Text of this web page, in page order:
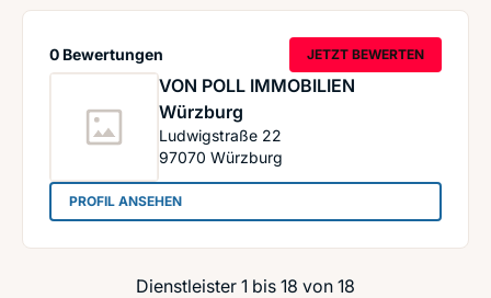
VON POLL IMMOBILIEN
Würzburg
Ludwigstraße 22
97070 Würzburg
0 Bewertungen JETZT BEWERTEN
PROFIL ANSEHEN: VON POLL IMMOBILIEN Würzburg
Dienstleister 1 bis 18 von 18